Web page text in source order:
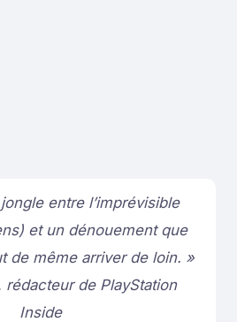
entre l’imprévisible
et un dénouement que
de même arriver de loin. »
rédacteur de PlayStation
Inside